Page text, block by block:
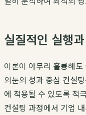
실질적인 실행
이론이 아무리 훌륭해
의눈의 성과 중심 컨설팅
에 적용될 수 있도록 적
컨설팅 과정에서 기업